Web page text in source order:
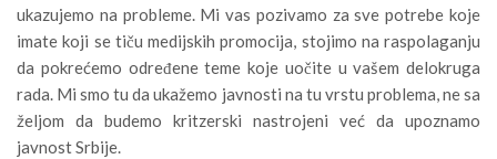
ukazujemo na probleme. Mi vas pozivamo za sve potrebe koje
imate koji se tiču medijskih promocija, stojimo na raspolaganju
da pokrećemo određene teme koje uočite u vašem delokruga
rada. Mi smo tu da ukažemo javnosti na tu vrstu problema, ne sa
željom da budemo kritzerski nastrojeni već da upoznamo
javnost Srbije.